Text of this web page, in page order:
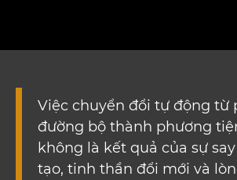
Việc chuyển đổi tự động từ
đường bộ thành phương
không là kết quả của sự
tạo, tinh thần đổi mới và